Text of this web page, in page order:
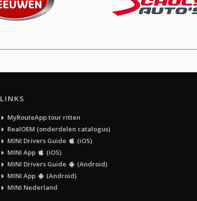
LINKS
MyRouteApp tour ritten
RealOEM (onderdelen catalogus)
MINI Drivers Guide
(iOS)
MINI App
(iOS)
MINI Drivers Guide
(Android)
MINI App
(Android)
MINI Nederland